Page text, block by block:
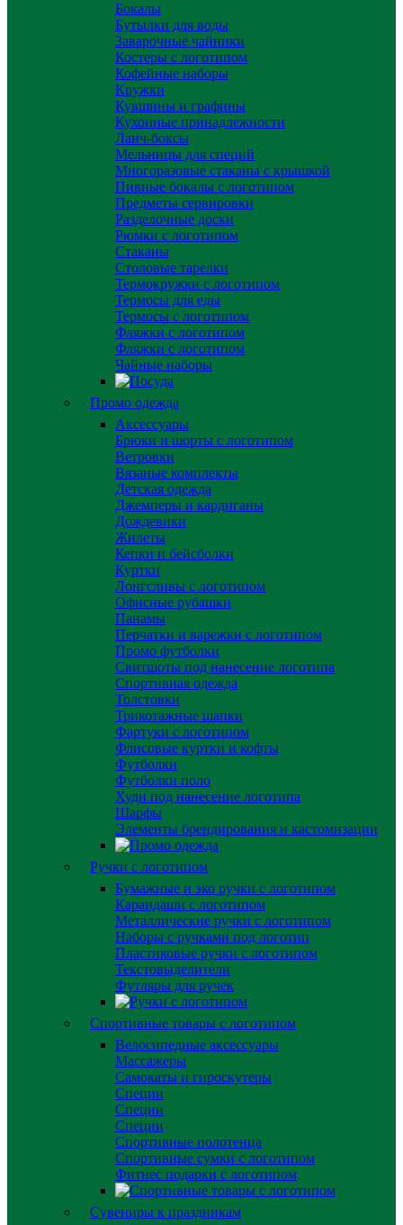
Бокалы
Бутылки для воды
Заварочные чайники
Костеры с логотипом
Кофейные наборы
Кружки
Кувшины и графины
Кухонные принадлежности
Ланч-боксы
Мельницы для специй
Многоразовые стаканы с крышкой
Пивные бокалы с логотипом
Предметы сервировки
Разделочные доски
Рюмки с логотипом
Стаканы
Столовые тарелки
Термокружки с логотипом
Термосы для еды
Термосы с логотипом
Фляжки с логотипом
Фляжки с логотипом
Чайные наборы
Промо одежда
Аксессуары
Брюки и шорты с логотипом
Ветровки
Вязаные комплекты
Детская одежда
Джемперы и кардиганы
Дождевики
Жилеты
Кепки и бейсболки
Куртки
Лонгсливы с логотипом
Офисные рубашки
Панамы
Перчатки и варежки с логотипом
Промо футболки
Свитшоты под нанесение логотипа
Спортивная одежда
Толстовки
Трикотажные шапки
Фартуки с логотипом
Флисовые куртки и кофты
Футболки
Футболки поло
Худи под нанесение логотипа
Шарфы
Элементы брендирования и кастомизации
Ручки с логотипом
Бумажные и эко ручки с логотипом
Карандаши с логотипом
Металлические ручки с логотипом
Наборы с ручками под логотип
Пластиковые ручки с логотипом
Текстовыделители
Футляры для ручек
Спортивные товары с логотипом
Велосипедные аксессуары
Массажеры
Самокаты и гироскутеры
Специи
Специи
Специи
Спортивные полотенца
Спортивные сумки с логотипом
Фитнес подарки с логотипом
Сувениры к праздникам